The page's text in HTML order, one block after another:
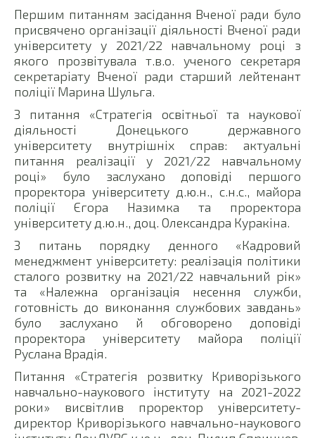
Першим питанням засідання Вченої ради було
присвячено організації діяльності Вченої ради
університету у 2021/22 навчальному році з
якого прозвітувала т.в.о. ученого секретаря
секретаріату Вченої ради старший лейтенант
поліції Марина Шульга.
З питання «Стратегія освітньої та наукової
діяльності Донецького державного
університету внутрішніх справ: актуальні
питання реалізації у 2021/22 навчальному
році» було заслухано доповіді першого
проректора університету д.ю.н., с.н.с., майора
поліції Єгора Назимка та проректора
університету д.ю.н., доц. Олександра Куракіна.
З питань порядку денного «Кадровий
менеджмент університету: реалізація політики
сталого розвитку на 2021/22 навчальний рік»
та «Належна організація несення служби,
готовність до виконання службових завдань»
було заслухано й обговорено доповіді
проректора університету майора поліції
Руслана Врадія.
Питання «Стратегія розвитку Криворізького
навчально-наукового інституту на 2021-2022
роки» висвітлив проректор університету-
директор Криворізького навчально-наукового